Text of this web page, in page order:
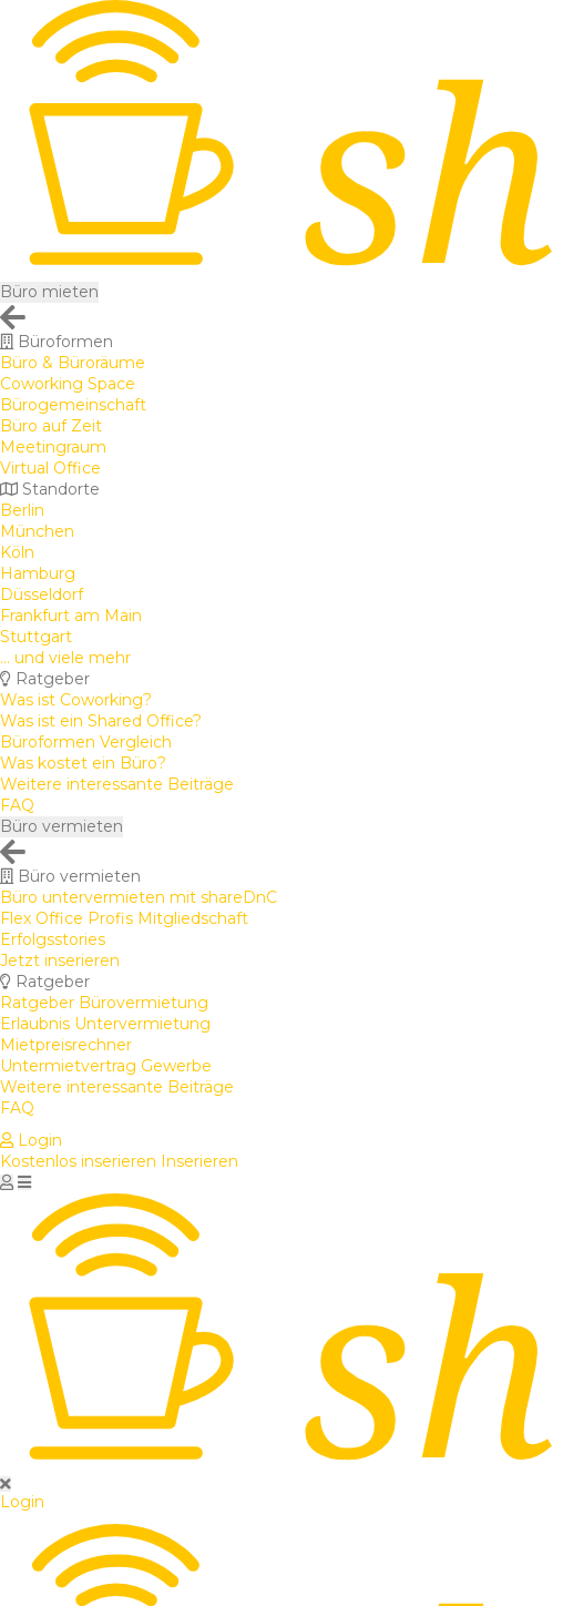
Büro mieten
Büroformen
Büro & Büroräume
Coworking Space
Bürogemeinschaft
Büro auf Zeit
Meetingraum
Virtual Office
Standorte
Berlin
München
Köln
Hamburg
Düsseldorf
Frankfurt am Main
Stuttgart
... und viele mehr
Ratgeber
Was ist Coworking?
Was ist ein Shared Office?
Büroformen Vergleich
Was kostet ein Büro?
Weitere interessante Beiträge
FAQ
Büro vermieten
Büro vermieten
Büro untervermieten mit shareDnC
Flex Office Profis Mitgliedschaft
Erfolgsstories
Jetzt inserieren
Ratgeber
Ratgeber Bürovermietung
Erlaubnis Untervermietung
Mietpreisrechner
Untermietvertrag Gewerbe
Weitere interessante Beiträge
FAQ
Login
Kostenlos inserieren Inserieren
Login